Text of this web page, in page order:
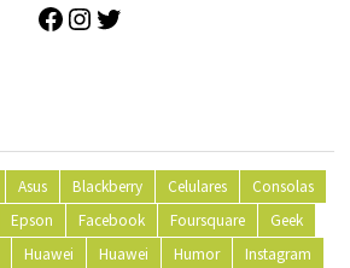
Facebook
Instagram
Asus Blackberry Celulares
Consolas
Epson Facebook Foursquare
Geek
Huawei Huawei Humor
Instagram